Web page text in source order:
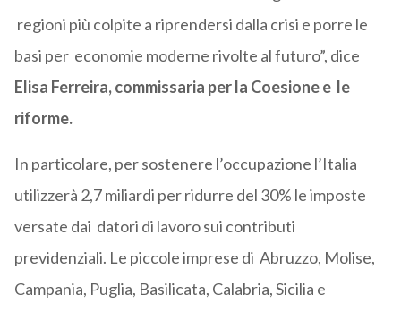
regioni più colpite a riprendersi dalla crisi e porre le
basi per economie moderne rivolte al futuro”, dice
Elisa Ferreira, commissaria per la Coesione e le
riforme.
In particolare, per sostenere l’occupazione l’Italia
utilizzerà 2,7 miliardi per ridurre del 30% le imposte
versate dai datori di lavoro sui contributi
previdenziali. Le piccole imprese di Abruzzo, Molise,
Campania, Puglia, Basilicata, Calabria, Sicilia e